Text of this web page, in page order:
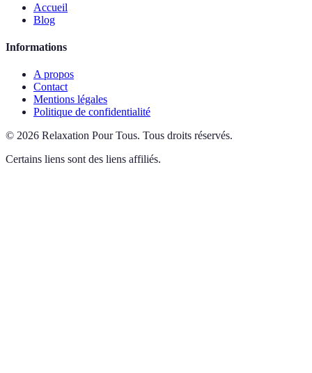
Accueil
Blog
Informations
A propos
Contact
Mentions légales
Politique de confidentialité
© 2026 Relaxation Pour Tous. Tous droits réservés.
Certains liens sont des liens affiliés.